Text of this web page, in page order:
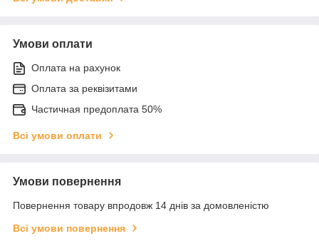
Умови оплати
Оплата на рахунок
Оплата за реквізитами
Частичная предоплата 50%
Всі умови оплати
Умови повернення
Повернення товару впродовж 14 днів за домовленістю
Всі умови повернення